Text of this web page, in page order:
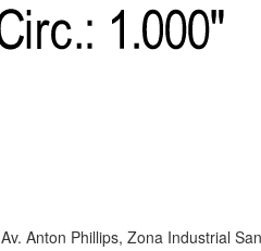
Av. Anton Phillips, Zona Industrial